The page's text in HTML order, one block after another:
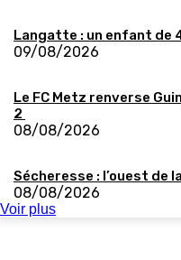
Langatte : un enfant de
09/08/2026
Le FC Metz renverse
2
08/08/2026
Sécheresse : l’ouest de
08/08/2026
Voir plus